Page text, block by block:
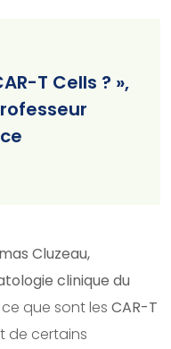
T Cells ? »,
Cluzeau,
clinique du
que sont les CAR-T
de certains